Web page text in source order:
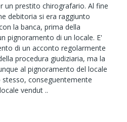
un prestito chirografario. Al fine
debitoria si era raggiunto
la banca, prima della
pignoramento di un locale. E'
di un acconto regolarmente
procedura giudiziaria, ma la
al pignoramento del locale
conseguentemente
vendut ..